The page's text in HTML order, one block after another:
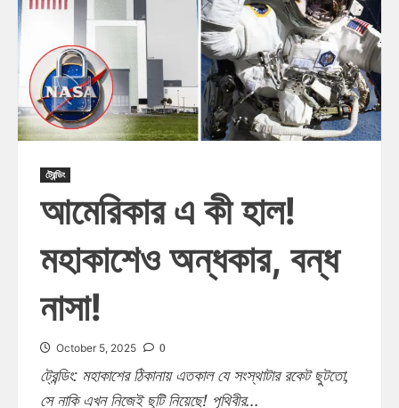
ট্রেন্ডিং
আমেরিকার এ কী হাল!
মহাকাশেও অন্ধকার, বন্ধ
নাসা!
October 5, 2025 0
ট্রেন্ডিং: মহাকাশের ঠিকানায় এতকাল যে সংস্থাটার রকেট ছুটতো,
সে নাকি এখন নিজেই ছুটি নিয়েছে! পৃথিবীর...